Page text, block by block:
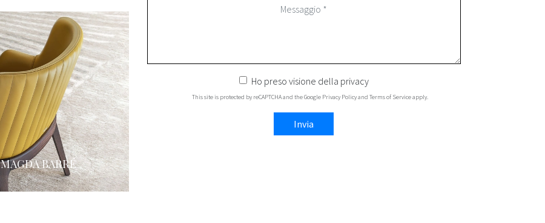
MAGDA BARRÉ
Ho preso visione della privacy
This site is protected by reCAPTCHA and the Google Privacy Policyand Terms of Serviceapply.
Invia